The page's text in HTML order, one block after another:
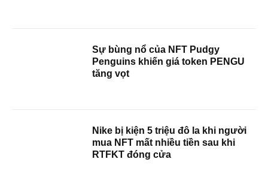
Sự bùng nổ của NFT Pudgy
Penguins khiến giá token PENGU
tăng vọt
Nike bị kiện 5 triệu đô la khi người
mua NFT mất nhiều tiền sau khi
RTFKT đóng cửa